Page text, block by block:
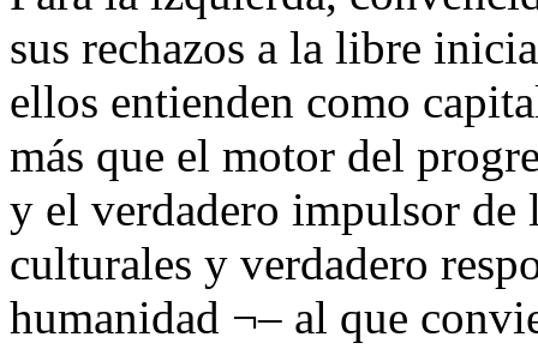
sus rechazos a la libre
ellos entienden como
más que el motor del
y el verdadero impulsor de
culturales y verdadero
humanidad ¬– al que